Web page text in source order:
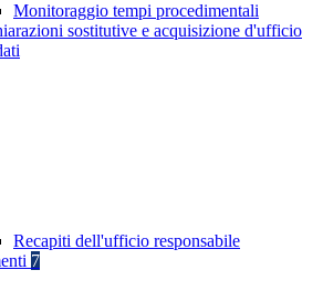
Monitoraggio tempi procedimentali
sostitutive e acquisizione d'ufficio
Recapiti dell'ufficio responsabile
7